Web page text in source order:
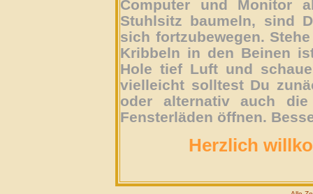
Computer und Monitor
Stuhlsitz baumeln, sind
sich fortzubewegen.
Kribbeln in den Beinen
Hole tief Luft und
vielleicht solltest Du
oder alternativ auch
Fensterläden öffnen.
Herzlich